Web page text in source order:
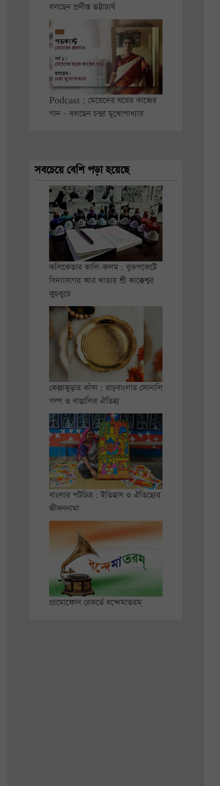
বলছেন প্রদীপ্ত ভট্টাচার্য
Podcast : মেয়েদের ঘরের কাজের
গান – বলছেন চন্দ্রা মুখোপাধ্যায়
সবচেয়ে বেশি পড়া হয়েছে
কলিকেতার কালি-কলম : বুকপকেটে
বিদ্যাসাগর আর খাতায় শ্রী কাক্কেশ্বর
কুচকুচে
কেঞ্জাকুড়ার কাঁসা : রাঢ়বাংলার সোনালি
গল্প ও বাঙালির ঐতিহ্য
বাংলার পটচিত্র : ইতিহাস ও ঐতিহ্যের
জীবননামা
গ্রামোফোন রেকর্ডে বন্দেমাতরম্